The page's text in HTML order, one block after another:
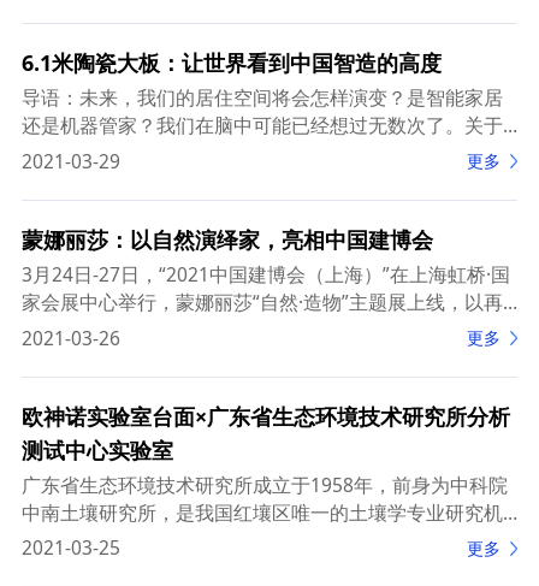
6.1米陶瓷大板：让世界看到中国智造的高度
导语：未来，我们的居住空间将会怎样演变？是智能家居
还是机器管家？我们在脑中可能已经想过无数次了。关于
未来居住空间的一切想象，除了智能技术带来的体验外，
2021-03-29 更多
蒙娜丽莎：以自然演绎家，亮相中国建博会
3月24日-27日，“2021中国建博会（上海）”在上海虹桥·国
家会展中心举行，蒙娜丽莎“自然·造物”主题展上线，以再
造自然主题展示了蒙娜丽莎透光板、健康岩板、超大规格
2021-03-26 更多
欧神诺实验室台面×广东省生态环境技术研究所分析
测试中心实验室
广东省生态环境技术研究所成立于1958年，前身为中科院
中南土壤研究所，是我国红壤区唯一的土壤学专业研究机
构，已经发展成为我国土壤学领域以红壤研究为特色的重
2021-03-25 更多